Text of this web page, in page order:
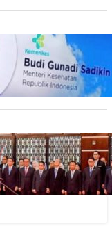
Dukung
Kepala Badan